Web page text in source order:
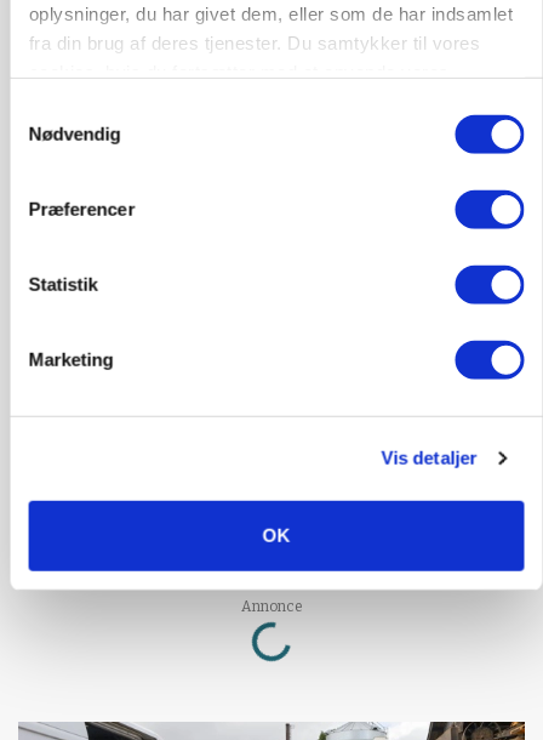
oplysninger, du har givet dem, eller som de har indsamlet
fra din brug af deres tjenester. Du samtykker til vores
Nødvendig
Præferencer
Statistik
Marketing
Vis detaljer
OK
LEDER
Det er en uskik at udlægge et røgslør om
Nye aktierekorder – og den brutale lektie fra et
Annonce
Loading...